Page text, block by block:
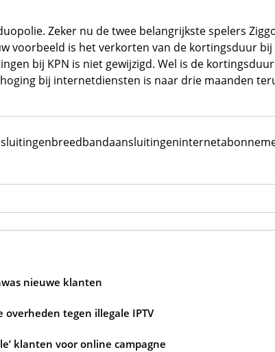
Zeker nu de twee belangrijkste spelers
voorbeeld is het verkorten van de kortingsduur
bij KPN is niet gewijzigd. Wel is de
bij internetdiensten is naar drie maanden
breedbandaansluitingen
nieuwe klanten
tegen illegale IPTV
klanten voor online campagne